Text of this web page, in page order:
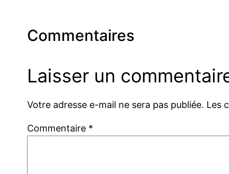
Commentaires
Laisser un
Votre adresse e-mail ne sera pas publiée. Les
Commentaire *